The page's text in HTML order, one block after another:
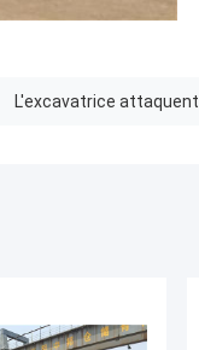
L'excavatrice attaquent